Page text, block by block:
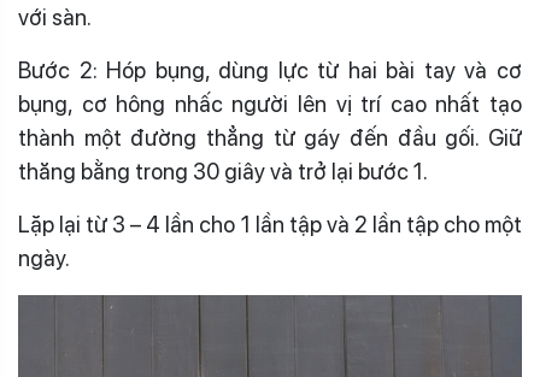
với sàn.
Bước 2: Hóp bụng, dùng lực từ hai bài tay và cơ
bụng, cơ hông nhấc người lên vị trí cao nhất tạo
thành một đường thẳng từ gáy đến đầu gối. Giữ
thăng bằng trong 30 giây và trở lại bước 1.
Lặp lại từ 3 – 4 lần cho 1 lần tập và 2 lần tập cho một
ngày.